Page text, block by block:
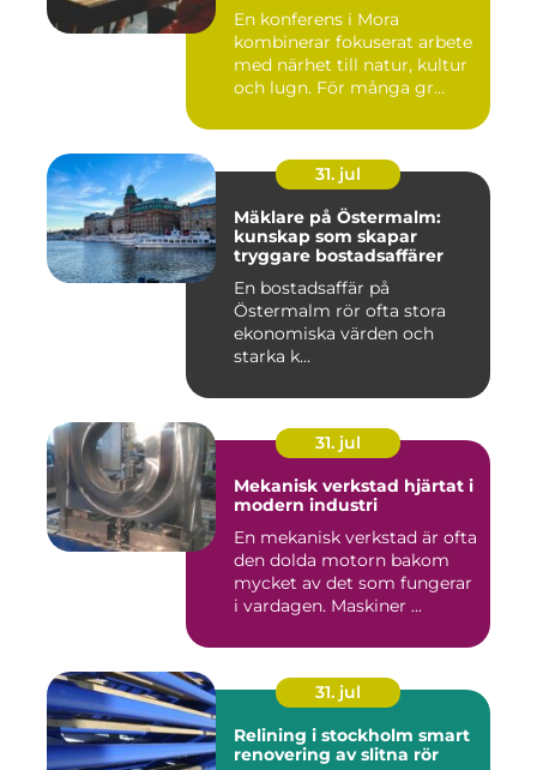
En konferens i Mora
kombinerar fokuserat arbete
med närhet till natur, kultur
och lugn. För många gr...
31. jul
Mäklare på Östermalm:
kunskap som skapar
tryggare bostadsaffärer
En bostadsaffär på
Östermalm rör ofta stora
ekonomiska värden och
starka k...
31. jul
Mekanisk verkstad hjärtat i
modern industri
En mekanisk verkstad är ofta
den dolda motorn bakom
mycket av det som fungerar
i vardagen. Maskiner ...
31. jul
Relining i stockholm smart
renovering av slitna rör